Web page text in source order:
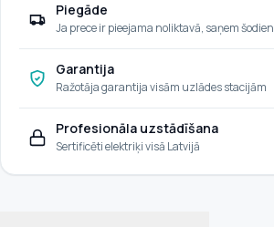
Piegāde
Ja prece ir pieejama noliktavā, saņem šodien
Garantija
Ražotāja garantija visām uzlādes stacijām
Profesionāla uzstādīšana
Sertificēti elektriķi visā Latvijā